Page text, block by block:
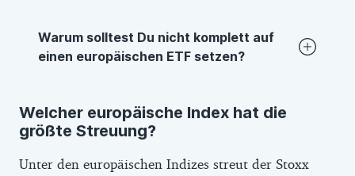
Warum solltest Du nicht komplett auf
einen europäischen ETF setzen?
breit gestreut. Besser ist es, wenn Du mit
einem Welt-ETF in mehrere Regionen
investierst.
Welcher europäische Index hat die
größte Streuung?
Unter den europäischen Indizes streut der Stoxx